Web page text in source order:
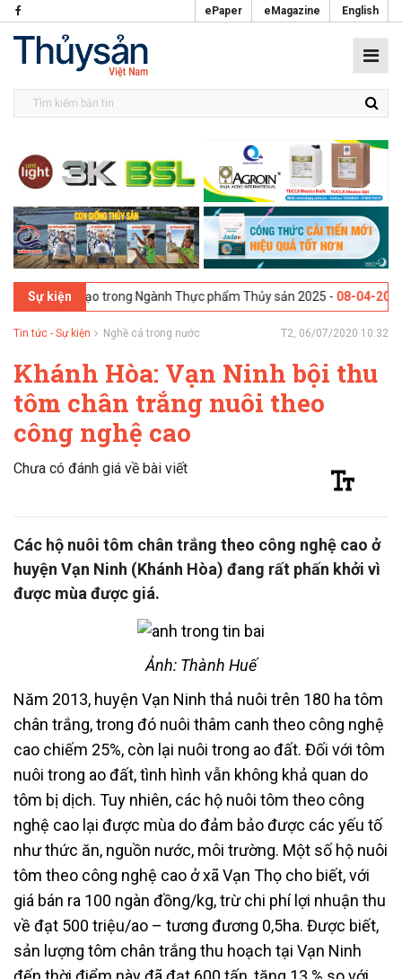
ePaper eMagazine English
Sự kiện
Sáng tạo trong Ngành Thực phẩm Thủy sản 2025 - 08-04-2025
Tin tức - Sự kiện Nghề cá trong nước T2, 06/07/2020 10:32
Khánh Hòa: Vạn Ninh bội thu
tôm chân trắng nuôi theo
công nghệ cao
Chưa có đánh giá về bài viết
Các hộ nuôi tôm chân trắng theo công nghệ cao ở
huyện Vạn Ninh (Khánh Hòa) đang rất phấn khởi vì
được mùa được giá.
Ảnh: Thành Huế
Năm 2013, huyện Vạn Ninh thả nuôi trên 180 ha tôm
chân trắng, trong đó nuôi thâm canh theo công nghệ
cao chiếm 25%, còn lại nuôi trong ao đất. Đối với tôm
nuôi trong ao đất, tình hình vẫn không khả quan do
tôm bị dịch. Tuy nhiên, các hộ nuôi tôm theo công
nghệ cao lại được mùa do đảm bảo được các yếu tố
như thức ăn, nguồn nước, môi trường. Một số hộ nuôi
tôm theo công nghệ cao ở xã Vạn Thọ cho biết, với
giá bán ra 100 ngàn đồng/kg, trừ chi phí lợi nhuận thu
về đạt 500 triệu/ao – tương đương 0,5ha. Được biết,
sản lượng tôm chân trắng thu hoạch tại Vạn Ninh